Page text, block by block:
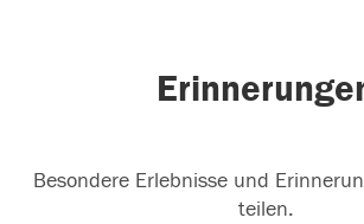
Besondere Erlebnisse und
teilen.